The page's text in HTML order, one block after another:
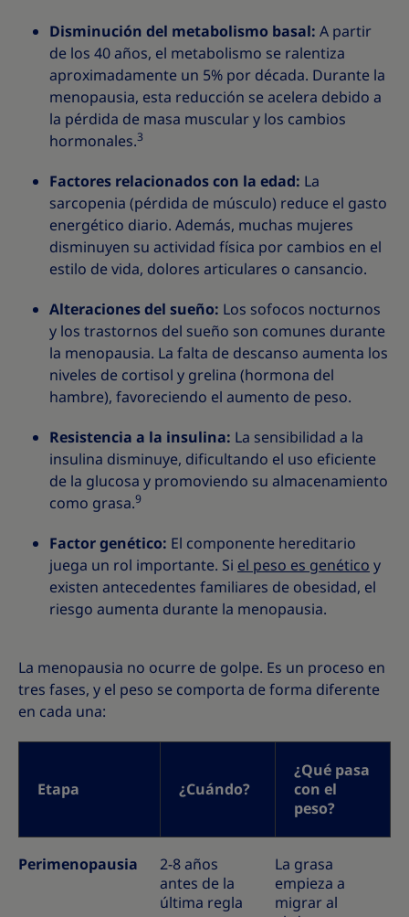
Disminución del metabolismo basal: A partir
de los 40 años, el metabolismo se ralentiza
aproximadamente un 5% por década. Durante la
menopausia, esta reducción se acelera debido a
la pérdida de masa muscular y los cambios
hormonales.3
Factores relacionados con la edad: La
sarcopenia (pérdida de músculo) reduce el gasto
energético diario. Además, muchas mujeres
disminuyen su actividad física por cambios en el
estilo de vida, dolores articulares o cansancio.
Alteraciones del sueño: Los sofocos nocturnos
y los trastornos del sueño son comunes durante
la menopausia. La falta de descanso aumenta los
niveles de cortisol y grelina (hormona del
hambre), favoreciendo el aumento de peso.
Resistencia a la insulina: La sensibilidad a la
insulina disminuye, dificultando el uso eficiente
de la glucosa y promoviendo su almacenamiento
como grasa.9
Factor genético: El componente hereditario
juega un rol importante. Si el peso es genético y
existen antecedentes familiares de obesidad, el
riesgo aumenta durante la menopausia.
La menopausia no ocurre de golpe. Es un proceso en
tres fases, y el peso se comporta de forma diferente
en cada una:
Etapa ¿Cuándo?
¿Qué pasa
con el
peso?
Perimenopausia
2-8 años
antes de la
última regla
La grasa
empieza a
migrar al